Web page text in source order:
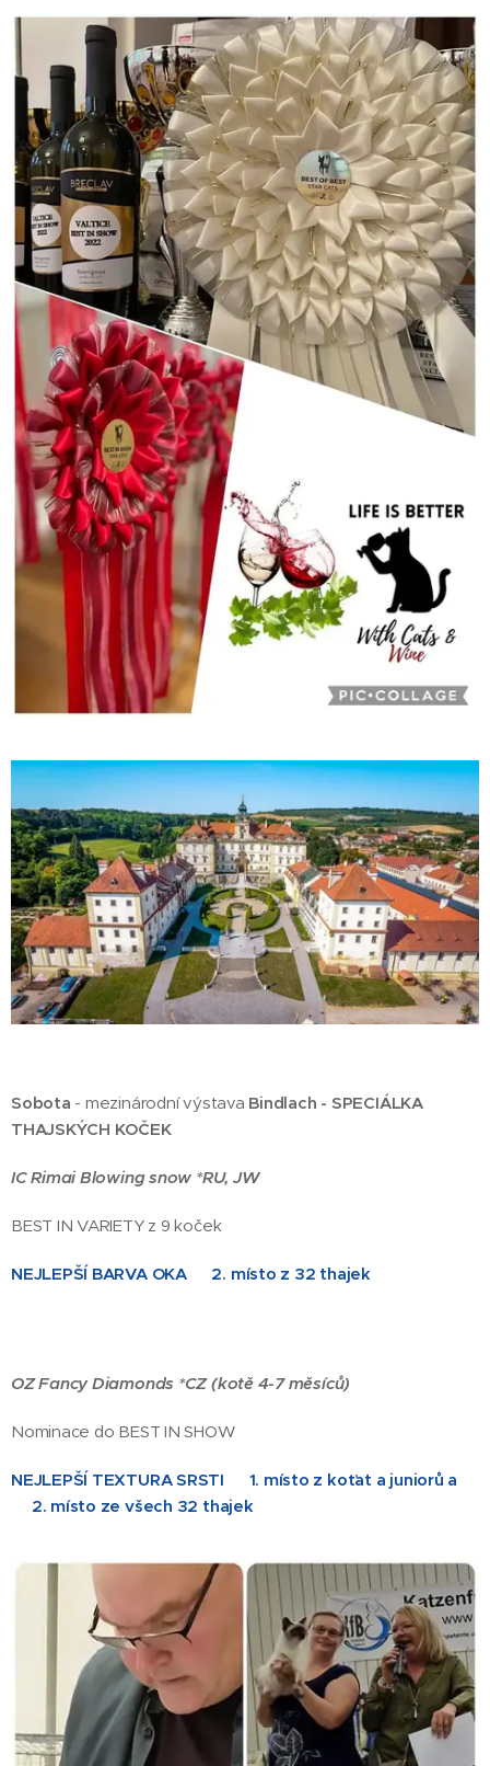
Sobota - mezinárodní výstava Bindlach - SPECIÁLKA
THAJSKÝCH KOČEK
IC Rimai Blowing snow *RU, JW
BEST IN VARIETY z 9 koček
NEJLEPŠÍ BARVA OKA 🥈2. místo z 32 thajek
OZ Fancy Diamonds *CZ (kotě 4-7 měsíců)
Nominace do BEST IN SHOW
NEJLEPŠÍ TEXTURA SRSTI 🥇1. místo z koťat a juniorů a
🥈2. místo ze všech 32 thajek